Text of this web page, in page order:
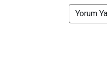
Yorum